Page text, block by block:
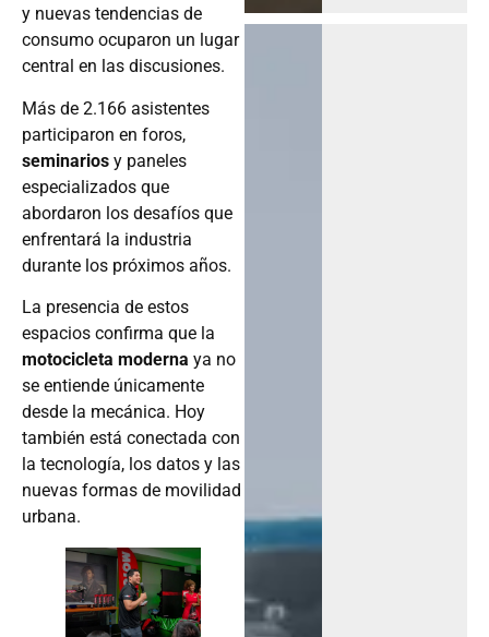
y nuevas tendencias de
consumo ocuparon un lugar
central en las discusiones.
Más de 2.166 asistentes
participaron en foros,
seminarios y paneles
especializados que
abordaron los desafíos que
enfrentará la industria
durante los próximos años.
La presencia de estos
espacios confirma que la
motocicleta moderna ya no
se entiende únicamente
desde la mecánica. Hoy
también está conectada con
la tecnología, los datos y las
nuevas formas de movilidad
urbana.